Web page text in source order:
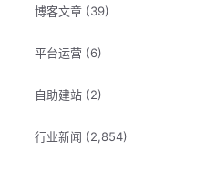
博客文章 (39)
平台运营 (6)
自助建站 (2)
行业新闻 (2,854)